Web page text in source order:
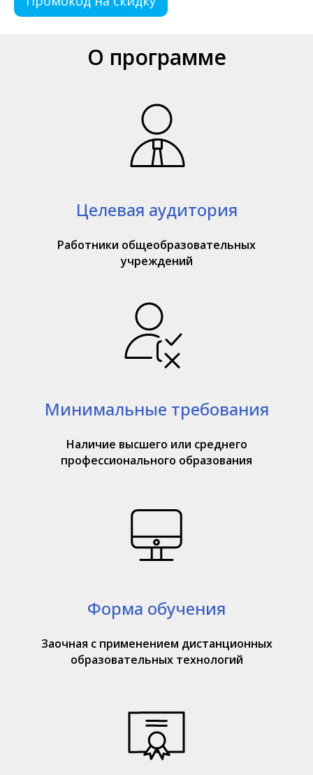
О программе
Целевая аудитория
Работники общеобразовательных
учреждений
Минимальные требования
Наличие высшего или среднего
профессионального образования
Форма обучения
Заочная с применением дистанционных
образовательных технологий